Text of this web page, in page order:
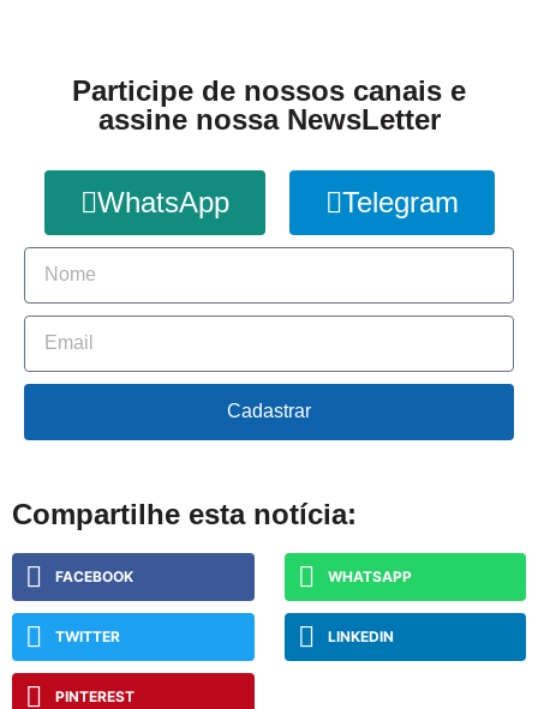
Participe de nossos canais e
assine nossa NewsLetter
WhatsApp Telegram
Cadastrar
Compartilhe esta notícia:
FACEBOOK WHATSAPP
TWITTER LINKEDIN
PINTEREST